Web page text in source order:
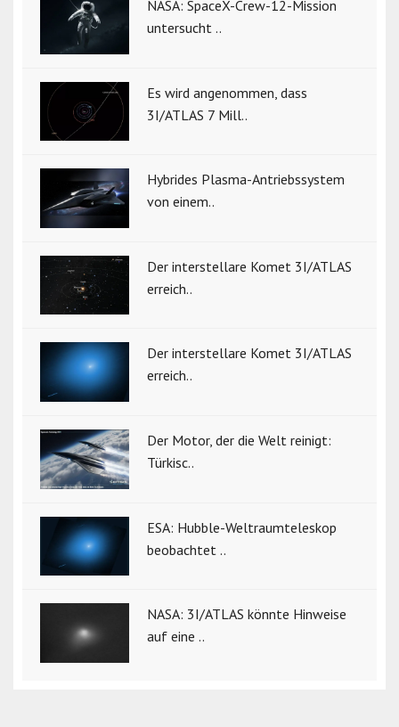
NASA: SpaceX-Crew-12-Mission
untersucht ..
Es wird angenommen, dass
3I/ATLAS 7 Mill..
Hybrides Plasma-Antriebssystem
von einem..
Der interstellare Komet 3I/ATLAS
erreich..
Der interstellare Komet 3I/ATLAS
erreich..
Der Motor, der die Welt reinigt:
Türkisc..
ESA: Hubble-Weltraumteleskop
beobachtet ..
NASA: 3I/ATLAS könnte Hinweise
auf eine ..